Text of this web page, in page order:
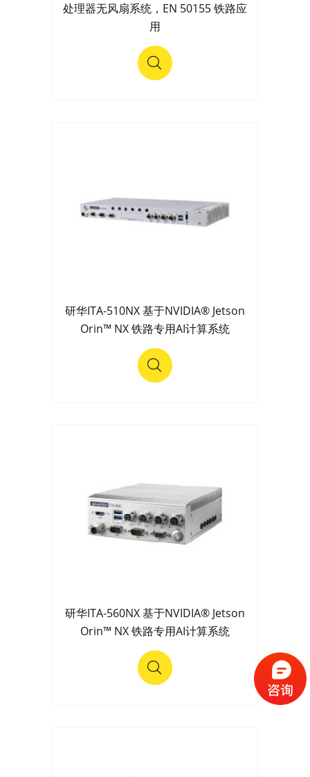
处理器无风扇系统，EN 50155 铁路应
用
研华ITA-510NX 基于NVIDIA® Jetson
Orin™ NX 铁路专用AI计算系统
研华ITA-560NX 基于NVIDIA® Jetson
Orin™ NX 铁路专用AI计算系统